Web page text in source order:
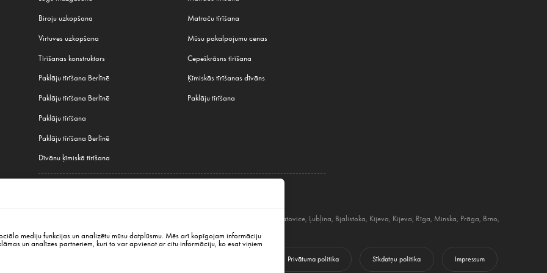
mediju funkcijas un analizētu mūsu datplūsmu. Mēs arī kopīgojam informāciju
un analīzes partneriem, kuri to var apvienot ar citu informāciju, ko esat viņiem
Biroju uzkopšana
Virtuves uzkopšana
Tīrīšanas konstruktors
Paklāju tīrīšana Berlīnē
Paklāju tīrīšana Berlīnē
Paklāju tīrīšana
Paklāju tīrīšana Berlīnē
Dīvānu ķīmiskā tīrīšana
Matraču tīrīšana
Mūsu pakalpojumu cenas
Cepeškrāsns tīrīšana
Ķīmiskās tīrīšanas dīvāns
Paklāju tīrīšana
Katovice, Ļubļina Bjalistoka Kijeva Kijeva Rīga Minska Prāga Brno
Privātuma politika Sīkdatņu politika Impressum